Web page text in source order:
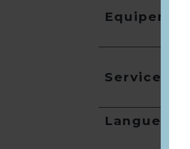
Equipement
Services
Langues